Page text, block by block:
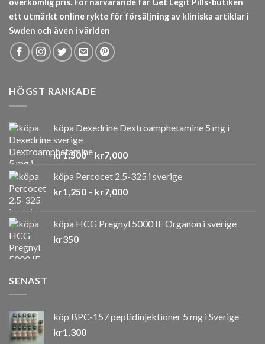
ett utmärkt online rykte för försäljning av kliniska artiklar i
Swden och även i världen
HÖGST RANKADE
köpa Dexedrine Dextroamphetamine 5 mg i
sverige
kr1,500– kr7,000Prisintervall:
till
kr7,000
köpa Percocet 2.5-325 i sverige
kr1,250 – kr7,000Prisintervall:
kr7,000
köpa HCG Pregnyl 5000 IE Organon i sverige
kr350
SENAST
köp BPC-157 peptidinjektioner 5 mg i Sverige
kr1,300